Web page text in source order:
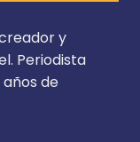
y
Periodista
de